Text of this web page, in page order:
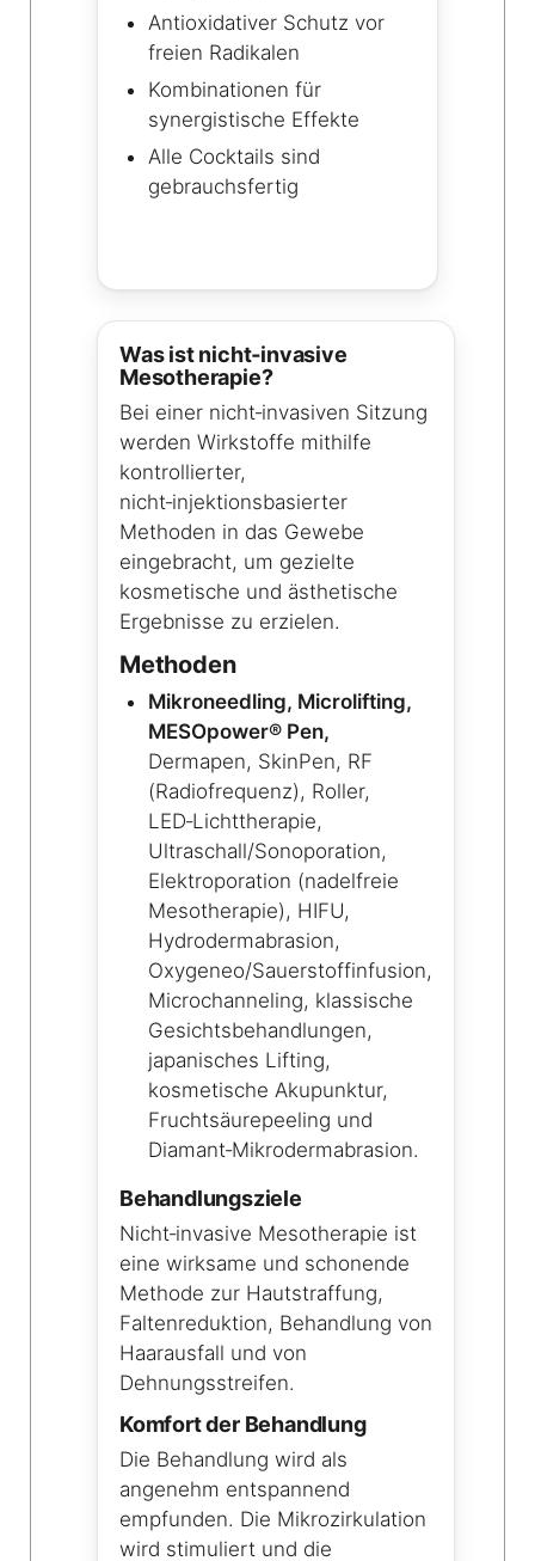
Antioxidativer Schutz vor
freien Radikalen
Kombinationen für
synergistische Effekte
Alle Cocktails sind
gebrauchsfertig
Was ist nicht‑invasive
Mesotherapie?
Bei einer nicht‑invasiven Sitzung
werden Wirkstoffe mithilfe
kontrollierter,
nicht‑injektionsbasierter
Methoden in das Gewebe
eingebracht, um gezielte
kosmetische und ästhetische
Ergebnisse zu erzielen.
Methoden
Mikroneedling, Microlifting,
MESOpower® Pen,
Dermapen, SkinPen, RF
(Radiofrequenz), Roller,
LED‑Lichttherapie,
Ultraschall/Sonoporation,
Elektroporation (nadelfreie
Mesotherapie), HIFU,
Hydrodermabrasion,
Oxygeneo/Sauerstoffinfusion,
Microchanneling, klassische
Gesichtsbehandlungen,
japanisches Lifting,
kosmetische Akupunktur,
Fruchtsäurepeeling und
Diamant‑Mikrodermabrasion.
Behandlungsziele
Nicht‑invasive Mesotherapie ist
eine wirksame und schonende
Methode zur Hautstraffung,
Faltenreduktion, Behandlung von
Haarausfall und von
Dehnungsstreifen.
Komfort der Behandlung
Die Behandlung wird als
angenehm entspannend
empfunden. Die Mikrozirkulation
wird stimuliert und die